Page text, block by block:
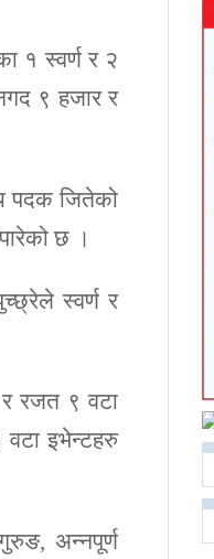
१ स्वर्ण र २
९ हजार र
पदक जितेको
छ ।
स्वर्ण र
र रजत ९ वटा
इभेन्टहरु
अन्नपूर्ण